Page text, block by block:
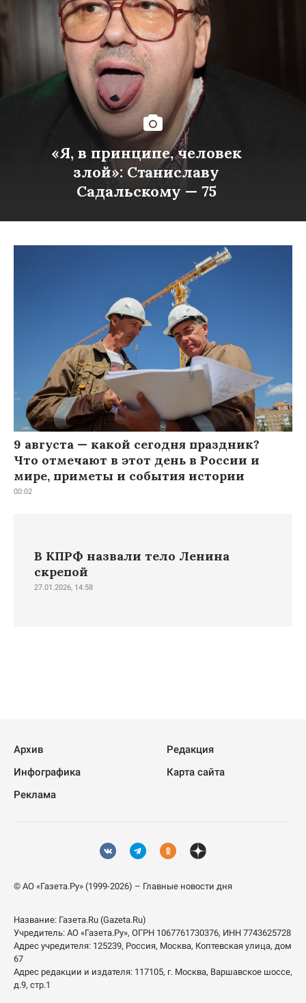
«Я, в принципе, человек
злой»: Станиславу
Садальскому — 75
9 августа — какой сегодня праздник?
Что отмечают в этот день в России и
мире, приметы и события истории
00:02
В КПРФ назвали тело Ленина
скрепой
27.01.2026, 14:58
Архив
Редакция
Инфографика
Карта сайта
Реклама
© АО «Газета.Ру» (1999-2026) – Главные новости дня
Название: Газета.Ru (Gazeta.Ru)
Учредитель: АО «Газета.Ру», ОГРН 1067761730376, ИНН 7743625728
Адрес учредителя: 125239, Россия, Москва, Коптевская улица, дом
67
Адрес редакции и издателя: 117105, г. Москва, Варшавское шоссе,
д.9, стр.1